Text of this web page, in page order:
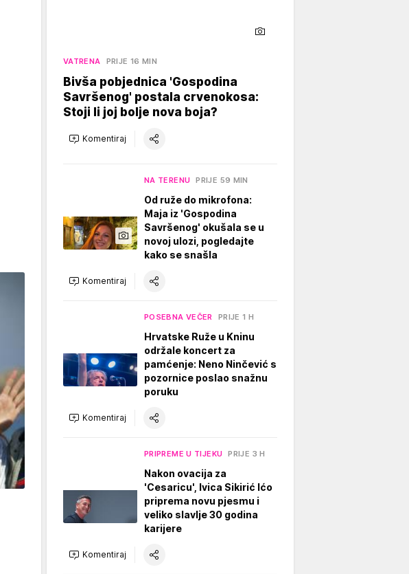
VATRENA PRIJE 16 MIN
Bivša pobjednica 'Gospodina
Savršenog' postala crvenokosa:
Stoji li joj bolje nova boja?
Komentiraj
NA TERENU PRIJE 59 MIN
Od ruže do mikrofona:
Maja iz 'Gospodina
Savršenog' okušala se u
novoj ulozi, pogledajte
kako se snašla
Komentiraj
POSEBNA VEČER PRIJE 1 H
Hrvatske Ruže u Kninu
održale koncert za
pamćenje: Neno Ninčević s
pozornice poslao snažnu
poruku
Komentiraj
PRIPREME U TIJEKU PRIJE 3 H
Nakon ovacija za
'Cesaricu', Ivica Sikirić Ićo
priprema novu pjesmu i
veliko slavlje 30 godina
karijere
Komentiraj